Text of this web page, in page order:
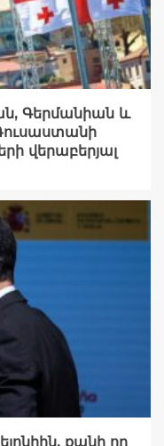
Գերմանիան և
վերաբերյալ
քանի որ